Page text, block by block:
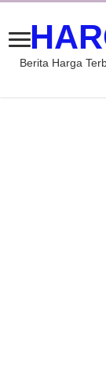
Berita Harga